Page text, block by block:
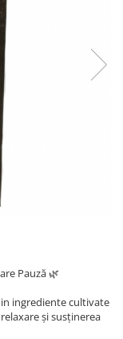
Pauză 🌿
ingrediente cultivate
și susținerea